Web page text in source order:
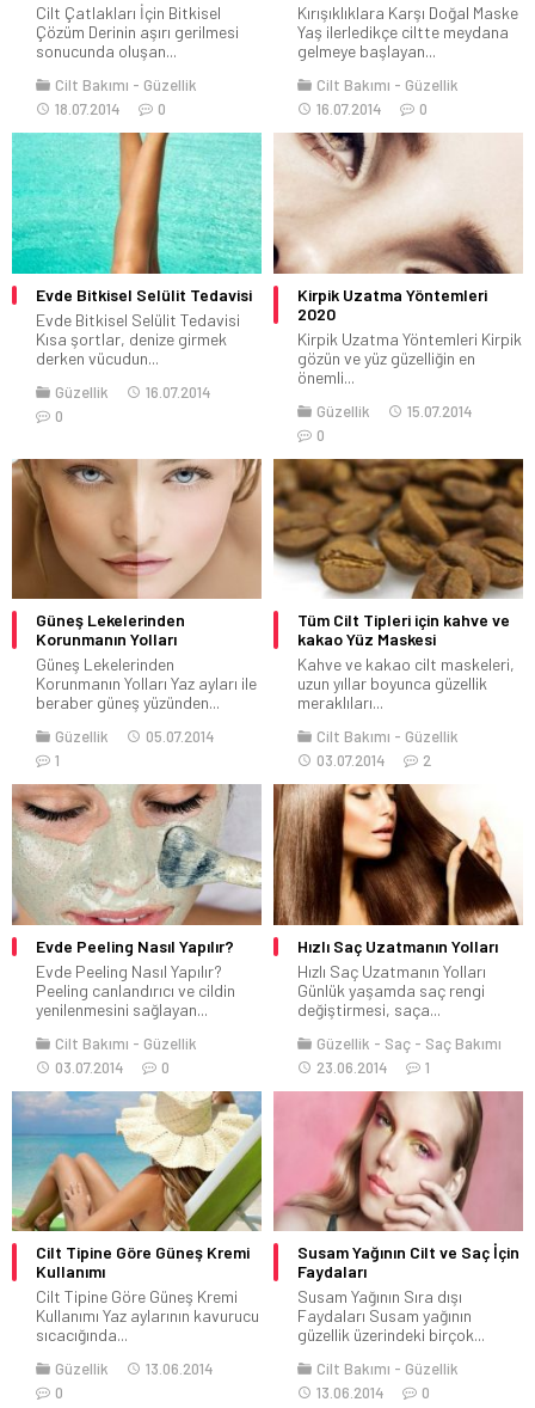
Cilt Çatlakları İçin Bitkisel
Çözüm Derinin aşırı gerilmesi
sonucunda oluşan...
Cilt Bakımı
Güzellik
18.07.2014
0
Kırışıklıklara Karşı Doğal Maske
Yaş ilerledikçe ciltte meydana
gelmeye başlayan...
Cilt Bakımı
Güzellik
16.07.2014
0
Evde Bitkisel Selülit Tedavisi
Evde Bitkisel Selülit Tedavisi
Kısa şortlar, denize girmek
derken vücudun...
Güzellik
16.07.2014
0
Kirpik Uzatma Yöntemleri
2020
Kirpik Uzatma Yöntemleri Kirpik
gözün ve yüz güzelliğin en
önemli...
Güzellik
15.07.2014
0
Güneş Lekelerinden
Korunmanın Yolları
Güneş Lekelerinden
Korunmanın Yolları Yaz ayları ile
beraber güneş yüzünden...
Güzellik
05.07.2014
1
Tüm Cilt Tipleri için kahve ve
kakao Yüz Maskesi
Kahve ve kakao cilt maskeleri,
uzun yıllar boyunca güzellik
meraklıları...
Cilt Bakımı
Güzellik
03.07.2014
2
Evde Peeling Nasıl Yapılır?
Evde Peeling Nasıl Yapılır?
Peeling canlandırıcı ve cildin
yenilenmesini sağlayan...
Cilt Bakımı
Güzellik
03.07.2014
0
Hızlı Saç Uzatmanın Yolları
Hızlı Saç Uzatmanın Yolları
Günlük yaşamda saç rengi
değiştirmesi, saça...
Güzellik Saç
Saç Bakımı
23.06.2014
1
Cilt Tipine Göre Güneş Kremi
Kullanımı
Cilt Tipine Göre Güneş Kremi
Kullanımı Yaz aylarının kavurucu
sıcacığında...
Güzellik
13.06.2014
0
Susam Yağının Cilt ve Saç İçin
Faydaları
Susam Yağının Sıra dışı
Faydaları Susam yağının
güzellik üzerindeki birçok...
Cilt Bakımı
Güzellik
13.06.2014
0